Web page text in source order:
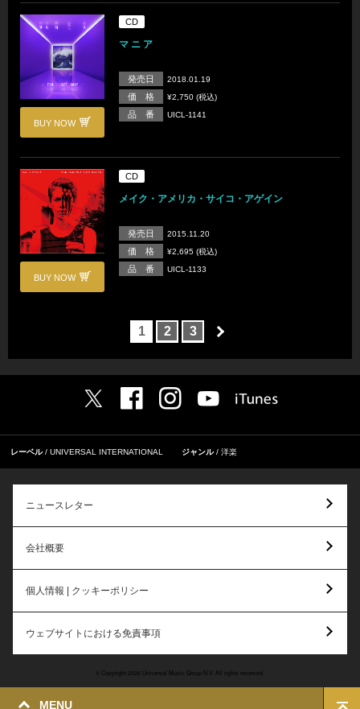
MENU
BUY NOW
CD
マ ニ ア
発売日 2018.01.19
価 格 ¥2,750 (税込)
品 番 UICL-1141
BUY NOW
CD
メイク・アメリカ・サイコ・アゲイン
発売日 2015.11.20
価 格 ¥2,695 (税込)
品 番 UICL-1133
1 2 3
レーベル UNIVERSAL INTERNATIONAL ジャンル 洋楽
ニュースレター
会社概要
個人情報 | クッキーポリシー
ウェブサイトにおける免責事項
© Copyright 2026 Universal Music Group N.V. All rights reserved.